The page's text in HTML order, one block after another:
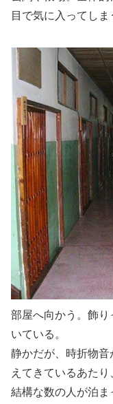
目で気に入ってしま
部屋へ向かう。飾
いている。
静かだが、時折物音
えてきているあたり
結構な数の人が泊ま